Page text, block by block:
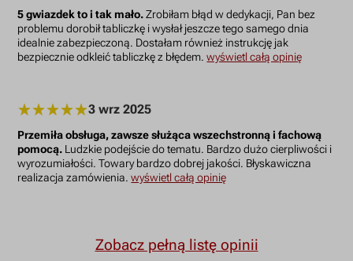
5 gwiazdek to i tak mało.Zrobiłam błąd w dedykacji, Pan bez
problemu dorobił tabliczkę i wysłał jeszcze tego samego dnia
idealnie zabezpieczoną. Dostałam również instrukcję jak
bezpiecznie odkleić tabliczkę z błędem.wyświetl całą opinię
3 wrz 2025
Przemiła obsługa, zawsze służąca wszechstronną i fachową
pomocą. Ludzkie podejście do tematu. Bardzo dużo cierpliwości i
wyrozumiałości. Towary bardzo dobrej jakości. Błyskawiczna
realizacja zamówienia.wyświetl całą opinię
Zobacz pełną listę opinii